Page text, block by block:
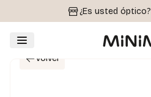
¿Es usted óptico?
Volver